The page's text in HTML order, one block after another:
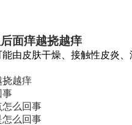
面痒越挠越痒
由皮肤干燥、接触性皮炎
挠越痒
事
怎么回事
怎么回事